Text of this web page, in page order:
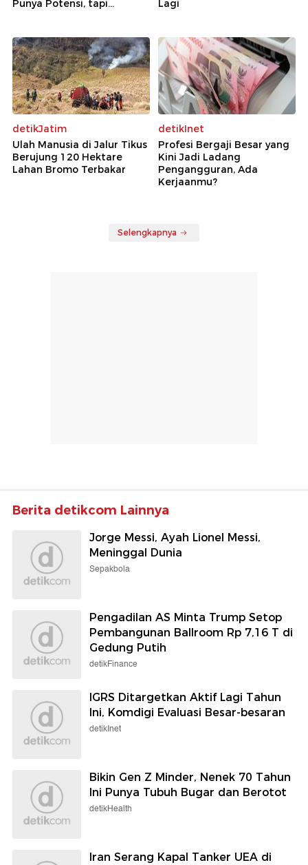
Punya Potensi, tapi... Lagi
detikJatim
Ulah Manusia di Jalur Tikus
Berujung 120 Hektare
Lahan Bromo Terbakar
detikInet
Profesi Bergaji Besar yang
Kini Jadi Ladang
Pengangguran, Ada
Kerjaanmu?
Selengkapnya
Berita detikcom Lainnya
Jorge Messi, Ayah Lionel Messi,
Meninggal Dunia
Sepakbola
Pengadilan AS Minta Trump Setop
Pembangunan Ballroom Rp 7,16 T di
Gedung Putih
detikFinance
IGRS Ditargetkan Aktif Lagi Tahun
Ini, Komdigi Evaluasi Besar-besaran
detikInet
Bikin Gen Z Minder, Nenek 70 Tahun
Ini Punya Tubuh Bugar dan Berotot
detikHealth
Iran Serang Kapal Tanker UEA di